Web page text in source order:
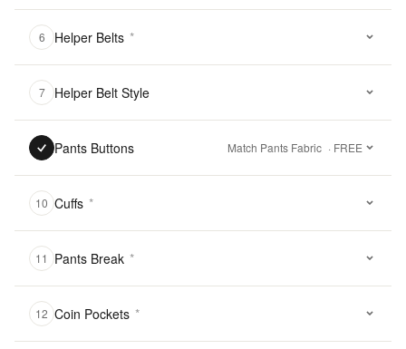
6 Helper Belts *
7 Helper Belt Style
Pants Buttons Match Pants Fabric · FREE
10 Cuffs *
11 Pants Break *
12 Coin Pockets *